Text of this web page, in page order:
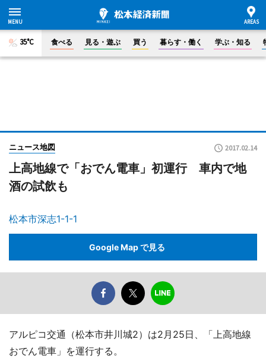
35°C 食べる 見る・遊ぶ 買う 暮らす・働く 学ぶ・知る
ニュース地図 2017.02.14
上高地線で「おでん電車」初運行 車内で地
酒の試飲も
松本市深志1-1-1
Google Map で見る
アルピコ交通（松本市井川城2）は2月25日、「上高地線
おでん電車」を運行する。